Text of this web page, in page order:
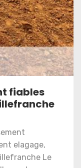
fiables
elagage,
Le